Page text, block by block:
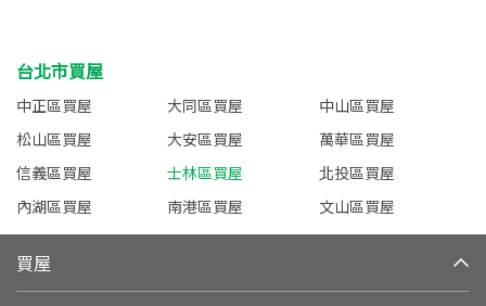
台北市買屋
中正區買屋 大同區買屋
中山區買屋
松山區買屋
大安區買屋
萬華區買屋
信義區買屋
士林區買屋
北投區買屋
內湖區買屋
南港區買屋 文山區買屋
買屋